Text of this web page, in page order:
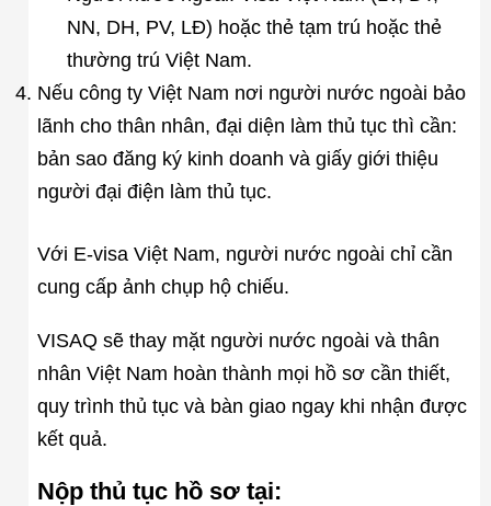
NN, DH, PV, LĐ) hoặc thẻ tạm trú hoặc thẻ
thường trú Việt Nam.
Nếu công ty Việt Nam nơi người nước ngoài bảo
lãnh cho thân nhân, đại diện làm thủ tục thì cần:
bản sao đăng ký kinh doanh và giấy giới thiệu
người đại điện làm thủ tục.
Với E-visa Việt Nam, người nước ngoài chỉ cần
cung cấp ảnh chụp hộ chiếu.
VISAQ sẽ thay mặt người nước ngoài và thân
nhân Việt Nam hoàn thành mọi hồ sơ cần thiết,
quy trình thủ tục và bàn giao ngay khi nhận được
kết quả.
Nộp thủ tục hồ sơ tại: